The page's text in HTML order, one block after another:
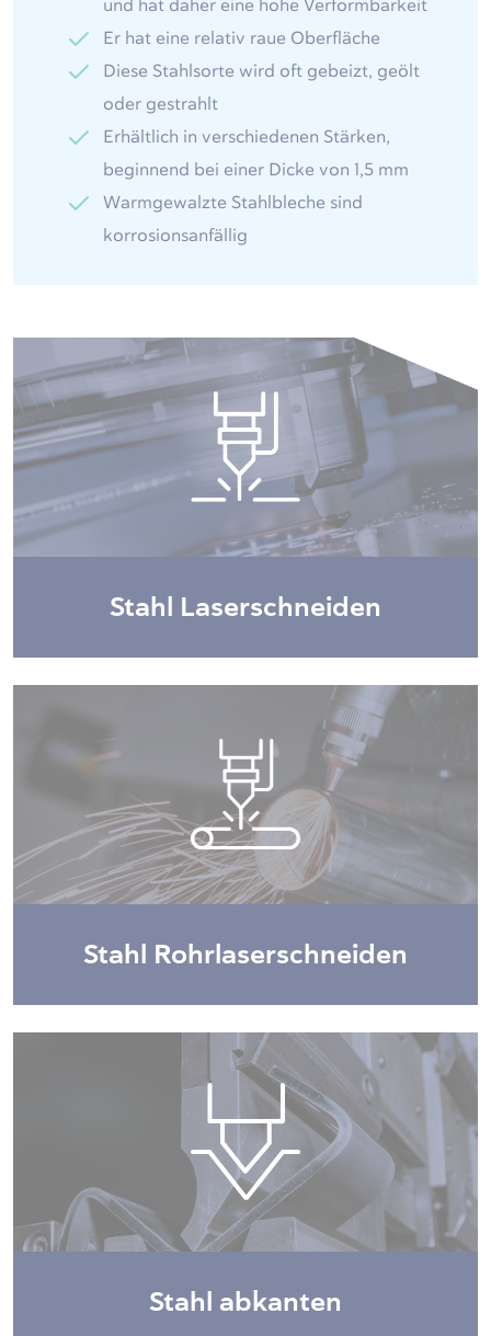
und hat daher eine hohe Verformbarkeit
Er hat eine relativ raue Oberfläche
Diese Stahlsorte wird oft gebeizt, geölt
oder gestrahlt
Erhältlich in verschiedenen Stärken,
beginnend bei einer Dicke von 1,5 mm
Warmgewalzte Stahlbleche sind
korrosionsanfällig
Stahl Laserschneiden
Stahl Rohrlaserschneiden
Stahl abkanten